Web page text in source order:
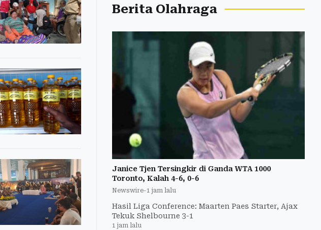
Berita Olahraga
Janice Tjen Tersingkir di Ganda WTA 1000
Toronto, Kalah 4-6, 0-6
Newswire-1 jam lalu
Hasil Liga Conference: Maarten Paes Starter, Ajax
Tekuk Shelbourne 3-1
1 jam lalu